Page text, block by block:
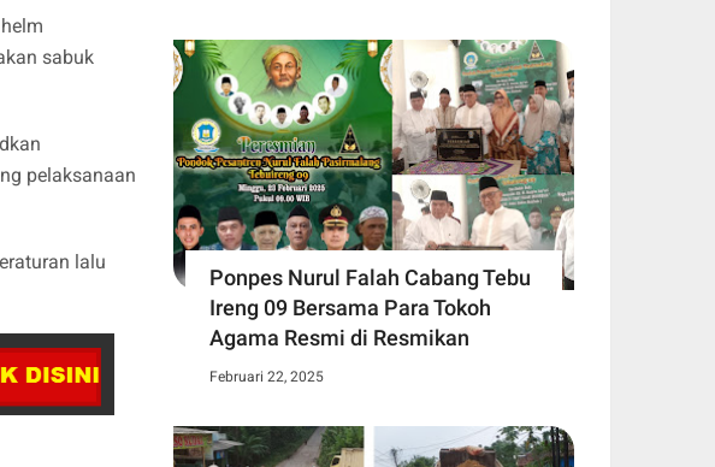
sabuk
pelaksanaan
lalu
Ponpes Nurul Falah Cabang Tebu
Ireng 09 Bersama Para Tokoh
Agama Resmi di Resmikan
Februari 22, 2025